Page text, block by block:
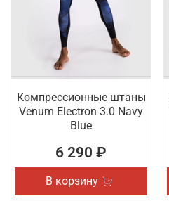
Компрессионные штаны
Venum Electron 3.0 Navy
Blue
6 290 ₽
В корзину